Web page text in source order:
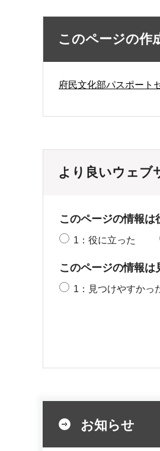
このページの作
府民文化部パスポート
より良いウェブ
このページの情報は
1：役に立った
このページの情報は
1：見つけやすかっ
お知らせ